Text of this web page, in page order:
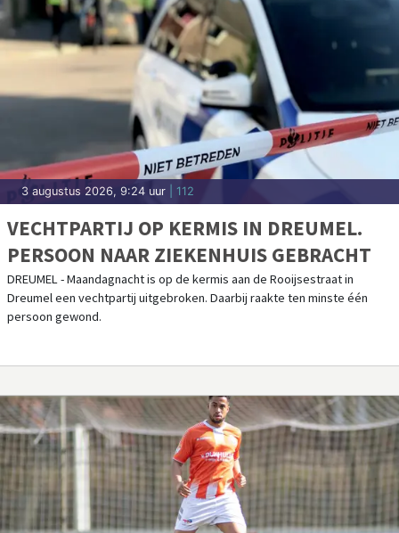
3 augustus 2026, 9:24 uur | 112
VECHTPARTIJ OP KERMIS IN DREUMEL.
PERSOON NAAR ZIEKENHUIS GEBRACHT
DREUMEL - Maandagnacht is op de kermis aan de Rooijsestraat in
Dreumel een vechtpartij uitgebroken. Daarbij raakte ten minste één
persoon gewond.